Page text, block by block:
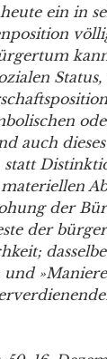
ein in
Status,
auch
der
der
und